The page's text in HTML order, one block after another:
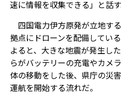
速に情報を収集できる」と話す
四国電力伊方原発が立地す
拠点にドローンを配備してい
よると、大きな地震が発生し
らがバッテリーの充電やカメ
体の移動をした後、県庁の災
運航を開始する流れだ。